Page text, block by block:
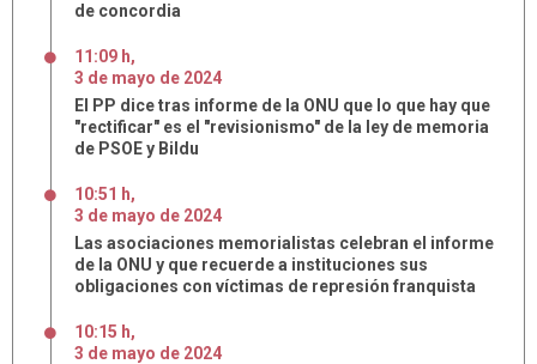
de concordia
11:09 h,
3 de mayo de 2024
El PP dice tras informe de la ONU que lo que hay que
"rectificar" es el "revisionismo" de la ley de memoria
de PSOE y Bildu
10:51 h,
3 de mayo de 2024
Las asociaciones memorialistas celebran el informe
de la ONU y que recuerde a instituciones sus
obligaciones con víctimas de represión franquista
10:15 h,
3 de mayo de 2024